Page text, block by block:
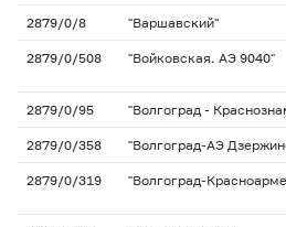
2879/0/8 "Варшавский"
2879/0/508 "Войковская. АЭ 9040"
2879/0/95 "Волгоград -
2879/0/358 "Волгоград-АЭ
2879/0/319 "Волгоград-